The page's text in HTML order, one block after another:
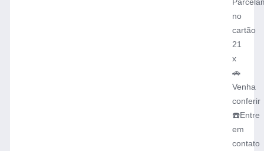
no
cartão
21
x
🚗
Venha
conferir
☎️Entre
em
contato